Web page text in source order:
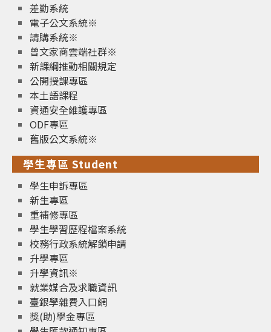
差勤系統
電子公文系統※
請購系統※
曾文家商雲端社群※
新課綱推動相關規定
公開授課專區
本土語課程
資通安全維護專區
ODF專區
舊版公文系統※
學生專區 Student
學生申訴專區
新生專區
重補修專區
學生學習歷程檔案系統
校務行政系統解鎖申請
升學專區
升學資訊※
就業媒合及求職資訊
臺銀學雜費入口網
獎(助)學金專區